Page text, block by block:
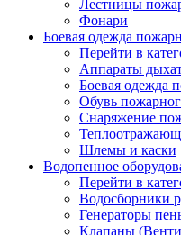
Лестницы
Фонари
Боевая одежда
Перейти в
Аппараты
Боевая одежда
Обувь
Снаряжение
Шлемы и каски
Водопенное
Перейти в
Водосборники
Генераторы
Клапаны